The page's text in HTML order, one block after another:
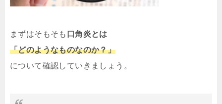
まずはそもそも 口角炎とは
「どのようなものなのか？」
について確認していきましょう。